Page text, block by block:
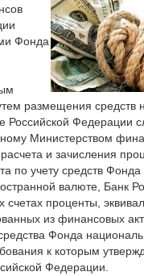
Фонда
размещения средств
Российской Федерации
Министерством
и зачисления
по учету средств
валюте, Банк
счетах проценты,
из финансовых
Фонда
к которым
Федерации.